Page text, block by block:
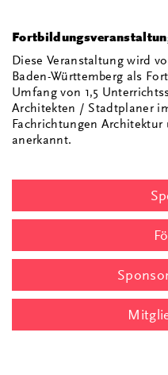
Diese Veranstaltung wird
Baden-Württemberg als
Umfang von 1,5
Architekten / Stadtplaner
Fachrichtungen
anerkannt.